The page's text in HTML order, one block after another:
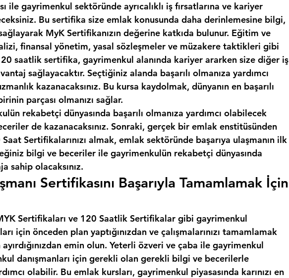
ile gayrimenkul sektöründe ayrıcalıklı iş fırsatlarına ve kariyer
Bu sertifika size emlak konusunda daha derinlemesine bilgi,
MyK Sertifikanızın değerine katkıda bulunur. Eğitim ve
finansal yönetim, yasal sözleşmeler ve müzakere taktikleri gibi
saatlik sertifika, gayrimenkul alanında kariyer ararken size diğer iş
sağlayacaktır. Seçtiğiniz alanda başarılı olmanıza yardımcı
kazanacaksınız. Bu kursa kaydolmak, dünyanın en başarılı
parçası olmanızı sağlar.
rekabetçi dünyasında başarılı olmanıza yardımcı olabilecek
de kazanacaksınız. Sonraki, gerçek bir emlak enstitüsünden
Sertifikalarınızı almak, emlak sektöründe başarıya ulaşmanın ilk
bilgi ve beceriler ile gayrimenkulün rekabetçi dünyasında
sahip olacaksınız.
Sertifikasını Başarıyla Tamamlamak İçin
Sertifikaları ve 120 Saatlik Sertifikalar gibi gayrimenkul
için önceden plan yaptığınızdan ve çalışmalarınızı tamamlamak
emin olun. Yeterli özveri ve çaba ile gayrimenkul
danışmanları için gerekli olan gerekli bilgi ve becerilerle
olabilir. Bu emlak kursları, gayrimenkul piyasasında karınızı en